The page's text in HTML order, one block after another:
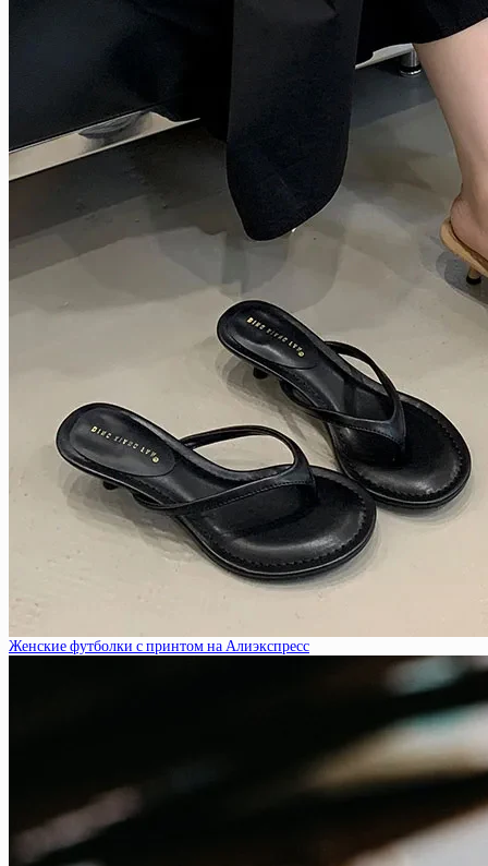
Женские футболки с принтом на Алиэкспресс